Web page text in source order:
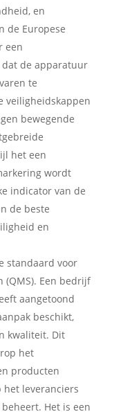
en
de Europese
een
de apparatuur
te
veiligheidskappen
bewegende
het een
wordt
indicator van de
de beste
en
standaard voor
(QMS). Een bedrijf
aangetoond
beschikt,
kwaliteit. Dit
het
producten
leveranciers
Het is een